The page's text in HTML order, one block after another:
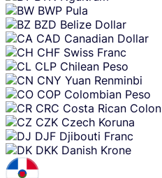
BWP Pula
BZD Belize Dollar
CAD Canadian Dollar
CHF Swiss Franc
CLP Chilean Peso
CNY Yuan Renminbi
COP Colombian Peso
CRC Costa Rican Colon
CZK Czech Koruna
DJF Djibouti Franc
DKK Danish Krone